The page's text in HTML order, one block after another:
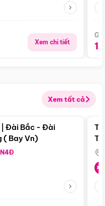
Xem chi tiết
Xem tất cả
Điểm nổi bật
| Đài Bắc - Đài
( Bay Vn)